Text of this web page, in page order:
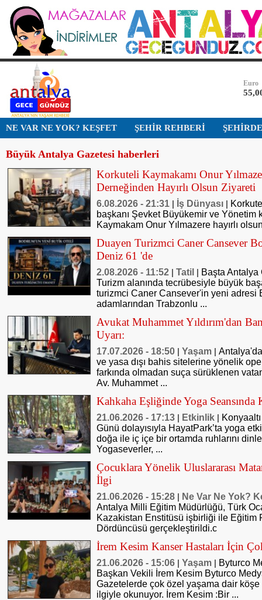
Bist-
Dolar
Euro
Altın
Dolar
NE VAR NE YOK? KEŞFET ŞEHİR REHBERİ
Büyük Antalya Gazetesi haberleri
Korkuteli Kaymakamı Onur
Derneğinden Hayırlı Olsun Ziyareti
6.08.2026 - 21:31 İş Dünyası
başkanı Şevket Büyükemir ve Yönetim
Kaymakam Onur Yılmazere hayırlı
Duayen Turizmci Caner Cansever
Deniz 61 'de
2.08.2026 - 11:52 Tatil
Başta Antalya
Turizm alanında tecrübesiyle büyük
turizmci Caner Cansever'in yeni adresi
adamlarından Trabzonlu ...
Avukat Muhammet Yıldırım'dan
Uyarı:
17.07.2026 - 18:50 Yaşam
ve yasa dışı bahis sitelerine yönelik
farkında olmadan suça sürüklenen
Av. Muhammet ...
Kahkaha Eşliğinde Yoga
21.06.2026 - 17:13 Etkinlik
Günü dolayısıyla HayatPark’ta yoga
doğa ile iç içe bir ortamda ruhlarını
Yogaseverler, ...
Çocuklara Yönelik Uluslararası
İlgi
21.06.2026 - 15:28
Ne Var Ne Yok?
Antalya Milli Eğitim Müdürlüğü, Türk
Kazakistan Enstitüsü işbirliği ile Eğitim
Dördüncüsü gerçekleştirildi.c
İrem Kesim Kanser Hastaları İçin
21.06.2026 - 15:06 Yaşam
Byturco
Başkan Vekili İrem Kesim Byturco
Gazetelerde çok özel yaşama dair köşe
ilgiyle okunuyor. İrem Kesim :Bir ...